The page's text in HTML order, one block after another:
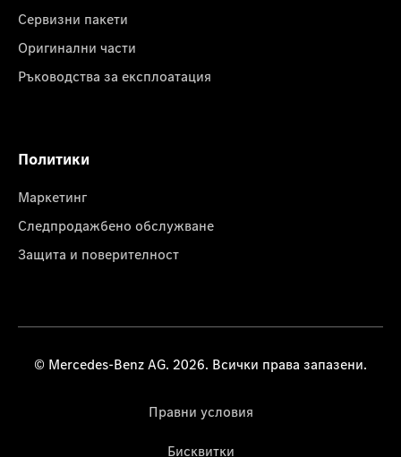
Сервизни пакети
Оригинални части
Ръководства за експлоатация
Политики
Маркетинг
Следпродажбено обслужване
Защита и поверителност
© Mercedes-Benz AG. 2026. Всички права запазени.
Правни условия
Бисквитки